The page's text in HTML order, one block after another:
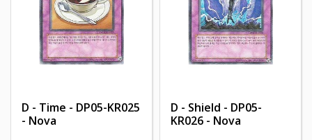
D - Time - DP05-KR025
- Nova
D - Shield - DP05-
KR026 - Nova